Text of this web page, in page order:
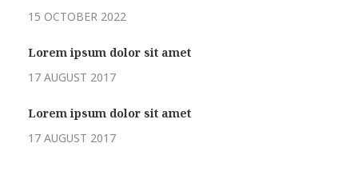
15 OCTOBER 2022
Lorem ipsum dolor sit amet
17 AUGUST 2017
Lorem ipsum dolor sit amet
17 AUGUST 2017